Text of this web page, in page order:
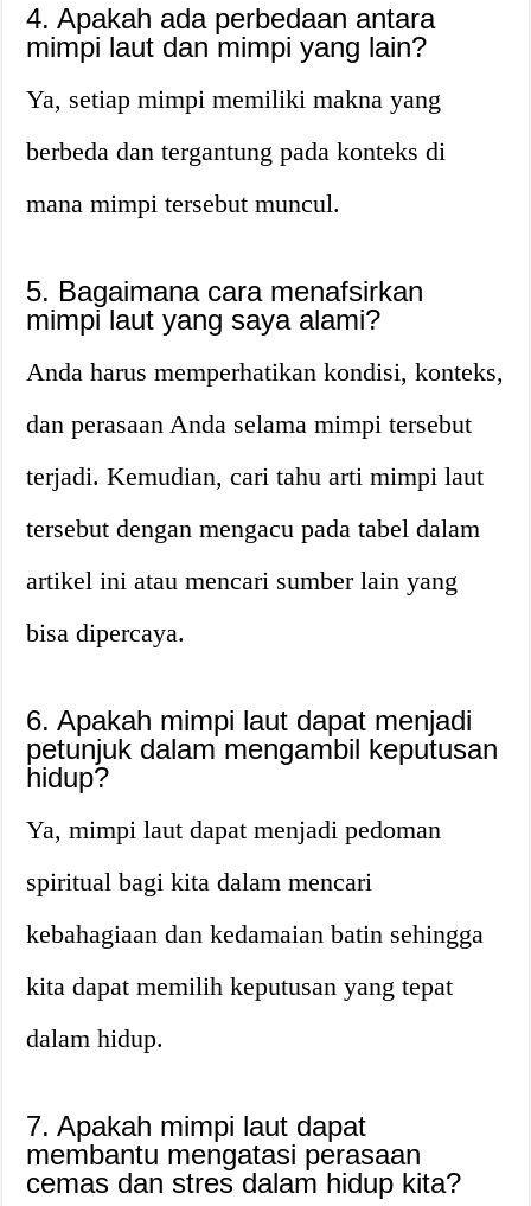
4. Apakah ada perbedaan antara
mimpi laut dan mimpi yang lain?
Ya, setiap mimpi memiliki makna yang
berbeda dan tergantung pada konteks di
mana mimpi tersebut muncul.
5. Bagaimana cara menafsirkan
mimpi laut yang saya alami?
Anda harus memperhatikan kondisi, konteks,
dan perasaan Anda selama mimpi tersebut
terjadi. Kemudian, cari tahu arti mimpi laut
tersebut dengan mengacu pada tabel dalam
artikel ini atau mencari sumber lain yang
bisa dipercaya.
6. Apakah mimpi laut dapat menjadi
petunjuk dalam mengambil keputusan
hidup?
Ya, mimpi laut dapat menjadi pedoman
spiritual bagi kita dalam mencari
kebahagiaan dan kedamaian batin sehingga
kita dapat memilih keputusan yang tepat
dalam hidup.
7. Apakah mimpi laut dapat
membantu mengatasi perasaan
cemas dan stres dalam hidup kita?